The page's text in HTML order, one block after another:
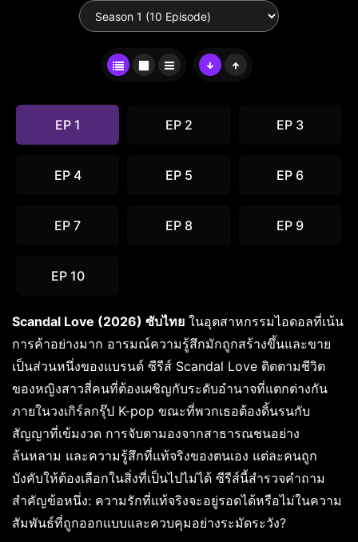
EP 1 EP 2 EP 3
EP 4 EP 5 EP 6
EP 7 EP 8 EP 9
EP 10
Scandal Love (2026) ซับไทย ในอุตสาหกรรมไอดอลที่เน้น
การค้าอย่างมาก อารมณ์ความรู้สึกมักถูกสร้างขึ้นและขาย
เป็นส่วนหนึ่งของแบรนด์ ซีรีส์ Scandal Love ติดตามชีวิต
ของหญิงสาวสี่คนที่ต้องเผชิญกับระดับอำนาจที่แตกต่างกัน
ภายในวงเกิร์ลกรุ๊ป K-pop ขณะที่พวกเธอต้องดิ้นรนกับ
สัญญาที่เข้มงวด การจับตามองจากสาธารณชนอย่าง
ล้นหลาม และความรู้สึกที่แท้จริงของตนเอง แต่ละคนถูก
บังคับให้ต้องเลือกในสิ่งที่เป็นไปไม่ได้ ซีรีส์นี้สำรวจคำถาม
สำคัญข้อหนึ่ง: ความรักที่แท้จริงจะอยู่รอดได้หรือไม่ในความ
สัมพันธ์ที่ถูกออกแบบและควบคุมอย่างระมัดระวัง?